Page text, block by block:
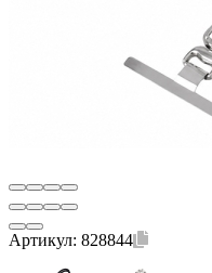
Артикул: 828844